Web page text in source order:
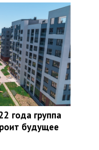
года группа
будущее